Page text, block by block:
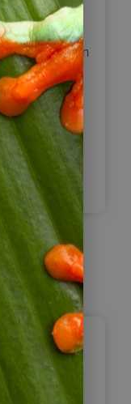
in die
der
Fahrt in
Am
zum
Kleinstadt.